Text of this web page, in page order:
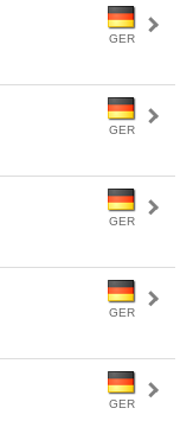
GER
GER
GER
GER
GER